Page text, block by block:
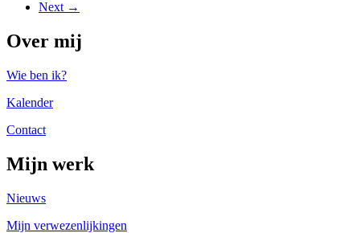
Next →
Over mij
Wie ben ik?
Kalender
Contact
Mijn werk
Nieuws
Mijn verwezenlijkingen